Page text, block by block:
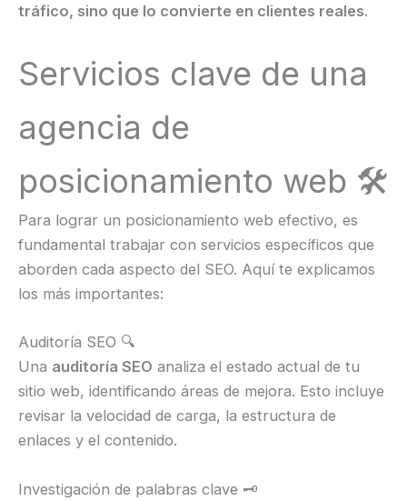
tráfico, sino que lo convierte en clientes reales.
Servicios clave de una
agencia de
posicionamiento web 🛠️
Para lograr un posicionamiento web efectivo, es
fundamental trabajar con servicios específicos que
aborden cada aspecto del SEO. Aquí te explicamos
los más importantes:
Auditoría SEO 🔍
Una auditoría SEO analiza el estado actual de tu
sitio web, identificando áreas de mejora. Esto incluye
revisar la velocidad de carga, la estructura de
enlaces y el contenido.
Investigación de palabras clave 🗝️